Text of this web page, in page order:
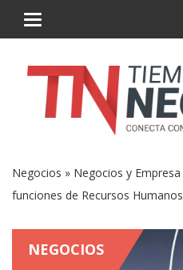
Negocios » Negocios y Empresa
funciones de Recursos Humanos
NEGOCIOS